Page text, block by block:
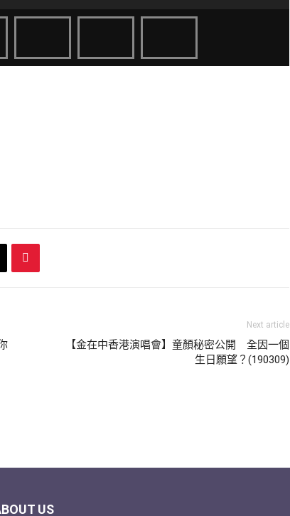
Next article
【金在中香港演唱會】童顏秘密公開 全因一個
生日願望？(190309)
US